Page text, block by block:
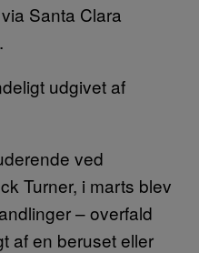
Santa Clara
udgivet af
ved
Turner, i marts blev
– overfald
af en beruset eller